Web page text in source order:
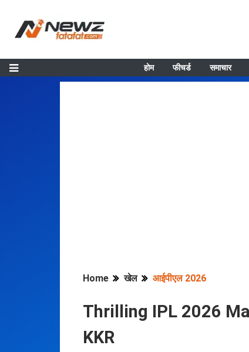
होम फीचर्ड समाचार
Home खेल आईपीएल 2026
Thrilling IPL 2026
KKR